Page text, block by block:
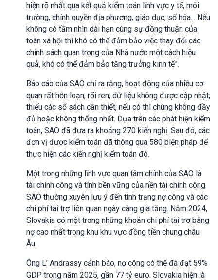
hiện rõ nhất qua kết quả kiểm toán lĩnh vực y tế, môi
trường, chính quyền địa phương, giáo dục, số hóa... Nếu
không có tầm nhìn dài hạn cùng sự đồng thuận của
toàn xã hội thì khó có thể đảm bảo việc thay đổi các
chính sách quan trọng của Nhà nước một cách hiệu
quả, khó có thể đảm bảo tăng trưởng kinh tế”.
Báo cáo của SAO chỉ ra rằng, hoạt động của nhiều cơ
quan rất hỗn loạn, rối ren; dữ liệu không được cập nhật;
thiếu các sổ sách cần thiết, nếu có thì chúng không đầy
đủ hoặc không thống nhất. Dựa trên các phát hiện kiểm
toán, SAO đã đưa ra khoảng 270 kiến nghị. Sau đó, các
đơn vị được kiểm toán đã thông qua 580 biện pháp để
thực hiện các kiến nghị kiểm toán đó.
Một trong những lĩnh vực quan tâm chính của SAO là
tài chính công và tính bền vững của nền tài chính công.
SAO thường xuyên lưu ý đến tình trạng nợ công và các
chi phí tài trợ liên quan ngày càng gia tăng. Năm 2024,
Slovakia có một trong những khoản chi phí tài trợ bằng
nợ cao nhất trong khu khu vực đồng tiền chung châu
Âu.
Ông L’ Andrassy cảnh báo, nợ công có thể đã đạt 59%
GDP trong năm 2025, gần 77 tỷ euro. Slovakia hiện là